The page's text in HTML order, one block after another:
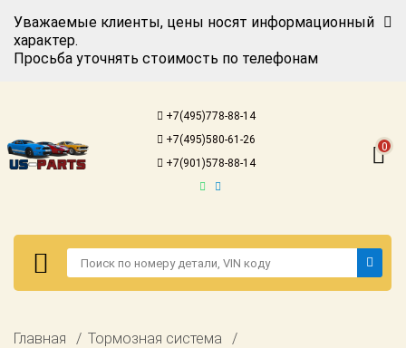
Уважаемые клиенты, цены носят информационный
характер.
Просьба уточнять стоимость по телефонам
+7(495)778-88-14
+7(495)580-61-26
+7(901)578-88-14
0
Авторизация
американских
автомобилей
запросу
Главная
Тормозная система